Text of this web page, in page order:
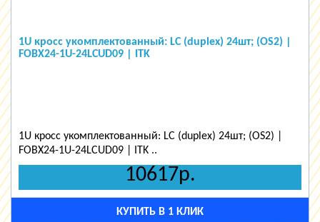
1U кросс укомплектованный: LC (duplex) 24шт; (OS2) |
FOBX24-1U-24LCUD09 | ITK
1U кросс укомплектованный: LC (duplex) 24шт; (OS2) |
FOBX24-1U-24LCUD09 | ITK ..
10617р.
КУПИТЬ В 1 КЛИК